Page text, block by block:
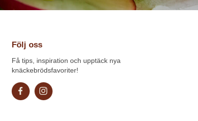
Följ oss
Få tips, inspiration och upptäck nya
knäckebrödsfavoriter!